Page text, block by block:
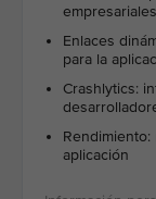
empresariales
Enlaces
para la
Crashlytics:
aplicación